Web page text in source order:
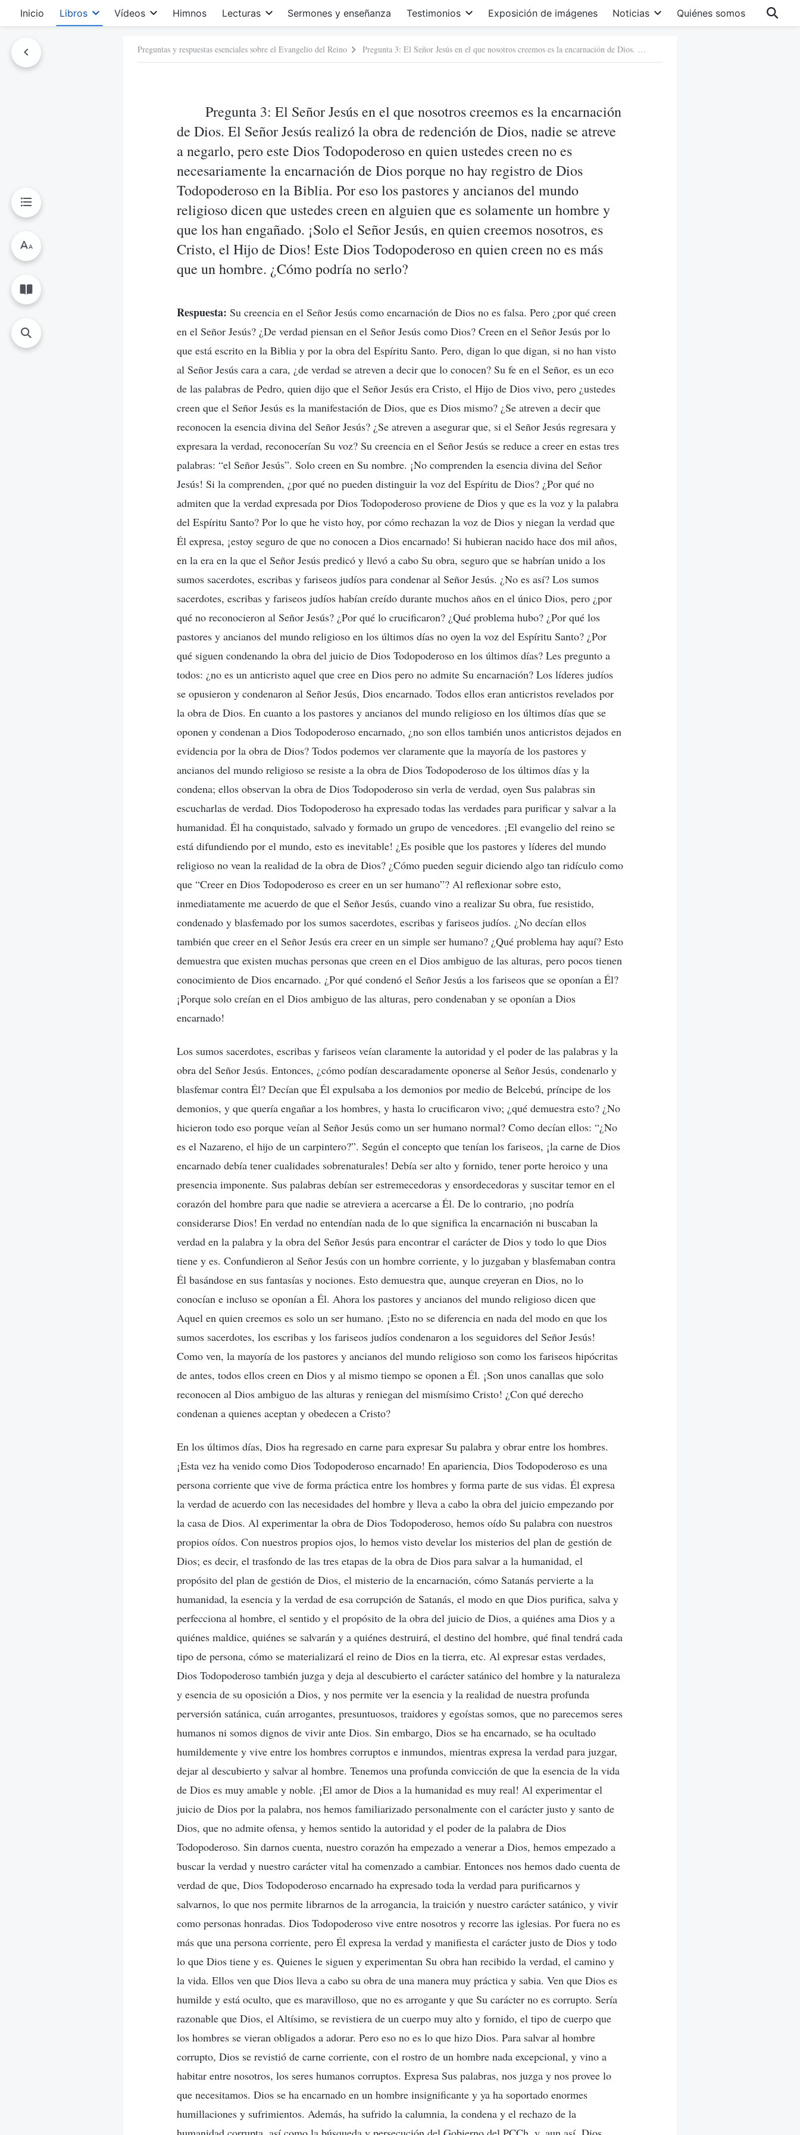
Inicio Libros Vídeos Himnos Lecturas Sermones y enseñanza Testimonios Exposición de imágenes Noticias Quiénes somos
Preguntas y respuestas esenciales sobre el Evangelio del Reino Pregunta 3: El Señor Jesús en el que nosotros creemos es la encarnación de Dios. El Señor Jesús realizó la obra de redención de Dios, nadie se atreve a negarlo, pero este Dios Todopoderoso en quien ustedes creen no es necesariamente la encarnación de Dios porque no hay registro de Dios Todopoderoso en la Biblia. Por eso los pastores y ancianos del mundo religioso dicen que ustedes creen en alguien que es solamente un hombre y que los han engañado. ¡Solo el Señor Jesús, en quien creemos nosotros, es Cristo, el Hijo de Dios! Este Dios Todopoderoso en quien creen no es más que un hombre. ¿Cómo podría no serlo?
Pregunta 3: El Señor Jesús en el que nosotros creemos es la encarnación
de Dios. El Señor Jesús realizó la obra de redención de Dios, nadie se atreve
a negarlo, pero este Dios Todopoderoso en quien ustedes creen no es
necesariamente la encarnación de Dios porque no hay registro de Dios
Todopoderoso en la Biblia. Por eso los pastores y ancianos del mundo
religioso dicen que ustedes creen en alguien que es solamente un hombre y
que los han engañado. ¡Solo el Señor Jesús, en quien creemos nosotros, es
Cristo, el Hijo de Dios! Este Dios Todopoderoso en quien creen no es más
que un hombre. ¿Cómo podría no serlo?
Respuesta: Su creencia en el Señor Jesús como encarnación de Dios no es falsa. Pero ¿por qué creen
en el Señor Jesús? ¿De verdad piensan en el Señor Jesús como Dios? Creen en el Señor Jesús por lo
que está escrito en la Biblia y por la obra del Espíritu Santo. Pero, digan lo que digan, si no han visto
al Señor Jesús cara a cara, ¿de verdad se atreven a decir que lo conocen? Su fe en el Señor, es un eco
de las palabras de Pedro, quien dijo que el Señor Jesús era Cristo, el Hijo de Dios vivo, pero ¿ustedes
creen que el Señor Jesús es la manifestación de Dios, que es Dios mismo? ¿Se atreven a decir que
reconocen la esencia divina del Señor Jesús? ¿Se atreven a asegurar que, si el Señor Jesús regresara y
expresara la verdad, reconocerían Su voz? Su creencia en el Señor Jesús se reduce a creer en estas tres
palabras: “el Señor Jesús”. Solo creen en Su nombre. ¡No comprenden la esencia divina del Señor
Jesús! Si la comprenden, ¿por qué no pueden distinguir la voz del Espíritu de Dios? ¿Por qué no
admiten que la verdad expresada por Dios Todopoderoso proviene de Dios y que es la voz y la palabra
del Espíritu Santo? Por lo que he visto hoy, por cómo rechazan la voz de Dios y niegan la verdad que
Él expresa, ¡estoy seguro de que no conocen a Dios encarnado! Si hubieran nacido hace dos mil años,
en la era en la que el Señor Jesús predicó y llevó a cabo Su obra, seguro que se habrían unido a los
sumos sacerdotes, escribas y fariseos judíos para condenar al Señor Jesús. ¿No es así? Los sumos
sacerdotes, escribas y fariseos judíos habían creído durante muchos años en el único Dios, pero ¿por
qué no reconocieron al Señor Jesús? ¿Por qué lo crucificaron? ¿Qué problema hubo? ¿Por qué los
pastores y ancianos del mundo religioso en los últimos días no oyen la voz del Espíritu Santo? ¿Por
qué siguen condenando la obra del juicio de Dios Todopoderoso en los últimos días? Les pregunto a
todos: ¿no es un anticristo aquel que cree en Dios pero no admite Su encarnación? Los líderes judíos
se opusieron y condenaron al Señor Jesús, Dios encarnado. Todos ellos eran anticristos revelados por
la obra de Dios. En cuanto a los pastores y ancianos del mundo religioso en los últimos días que se
oponen y condenan a Dios Todopoderoso encarnado, ¿no son ellos también unos anticristos dejados en
evidencia por la obra de Dios? Todos podemos ver claramente que la mayoría de los pastores y
ancianos del mundo religioso se resiste a la obra de Dios Todopoderoso de los últimos días y la
condena; ellos observan la obra de Dios Todopoderoso sin verla de verdad, oyen Sus palabras sin
escucharlas de verdad. Dios Todopoderoso ha expresado todas las verdades para purificar y salvar a la
humanidad. Él ha conquistado, salvado y formado un grupo de vencedores. ¡El evangelio del reino se
está difundiendo por el mundo, esto es inevitable! ¿Es posible que los pastores y líderes del mundo
religioso no vean la realidad de la obra de Dios? ¿Cómo pueden seguir diciendo algo tan ridículo como
que “Creer en Dios Todopoderoso es creer en un ser humano”? Al reflexionar sobre esto,
inmediatamente me acuerdo de que el Señor Jesús, cuando vino a realizar Su obra, fue resistido,
condenado y blasfemado por los sumos sacerdotes, escribas y fariseos judíos. ¿No decían ellos
también que creer en el Señor Jesús era creer en un simple ser humano? ¿Qué problema hay aquí? Esto
demuestra que existen muchas personas que creen en el Dios ambiguo de las alturas, pero pocos tienen
conocimiento de Dios encarnado. ¿Por qué condenó el Señor Jesús a los fariseos que se oponían a Él?
¡Porque solo creían en el Dios ambiguo de las alturas, pero condenaban y se oponían a Dios
encarnado!
Los sumos sacerdotes, escribas y fariseos veían claramente la autoridad y el poder de las palabras y la
obra del Señor Jesús. Entonces, ¿cómo podían descaradamente oponerse al Señor Jesús, condenarlo y
blasfemar contra Él? Decían que Él expulsaba a los demonios por medio de Belcebú, príncipe de los
demonios, y que quería engañar a los hombres, y hasta lo crucificaron vivo; ¿qué demuestra esto? ¿No
hicieron todo eso porque veían al Señor Jesús como un ser humano normal? Como decían ellos: “¿No
es el Nazareno, el hijo de un carpintero?”. Según el concepto que tenían los fariseos, ¡la carne de Dios
encarnado debía tener cualidades sobrenaturales! Debía ser alto y fornido, tener porte heroico y una
presencia imponente. Sus palabras debían ser estremecedoras y ensordecedoras y suscitar temor en el
corazón del hombre para que nadie se atreviera a acercarse a Él. De lo contrario, ¡no podría
considerarse Dios! En verdad no entendían nada de lo que significa la encarnación ni buscaban la
verdad en la palabra y la obra del Señor Jesús para encontrar el carácter de Dios y todo lo que Dios
tiene y es. Confundieron al Señor Jesús con un hombre corriente, y lo juzgaban y blasfemaban contra
Él basándose en sus fantasías y nociones. Esto demuestra que, aunque creyeran en Dios, no lo
conocían e incluso se oponían a Él. Ahora los pastores y ancianos del mundo religioso dicen que
Aquel en quien creemos es solo un ser humano. ¡Esto no se diferencia en nada del modo en que los
sumos sacerdotes, los escribas y los fariseos judíos condenaron a los seguidores del Señor Jesús!
Como ven, la mayoría de los pastores y ancianos del mundo religioso son como los fariseos hipócritas
de antes, todos ellos creen en Dios y al mismo tiempo se oponen a Él. ¡Son unos canallas que solo
reconocen al Dios ambiguo de las alturas y reniegan del mismísimo Cristo! ¿Con qué derecho
condenan a quienes aceptan y obedecen a Cristo?
En los últimos días, Dios ha regresado en carne para expresar Su palabra y obrar entre los hombres.
¡Esta vez ha venido como Dios Todopoderoso encarnado! En apariencia, Dios Todopoderoso es una
persona corriente que vive de forma práctica entre los hombres y forma parte de sus vidas. Él expresa
la verdad de acuerdo con las necesidades del hombre y lleva a cabo la obra del juicio empezando por
la casa de Dios. Al experimentar la obra de Dios Todopoderoso, hemos oído Su palabra con nuestros
propios oídos. Con nuestros propios ojos, lo hemos visto develar los misterios del plan de gestión de
Dios; es decir, el trasfondo de las tres etapas de la obra de Dios para salvar a la humanidad, el
propósito del plan de gestión de Dios, el misterio de la encarnación, cómo Satanás pervierte a la
humanidad, la esencia y la verdad de esa corrupción de Satanás, el modo en que Dios purifica, salva y
perfecciona al hombre, el sentido y el propósito de la obra del juicio de Dios, a quiénes ama Dios y a
quiénes maldice, quiénes se salvarán y a quiénes destruirá, el destino del hombre, qué final tendrá cada
tipo de persona, cómo se materializará el reino de Dios en la tierra, etc. Al expresar estas verdades,
Dios Todopoderoso también juzga y deja al descubierto el carácter satánico del hombre y la naturaleza
y esencia de su oposición a Dios, y nos permite ver la esencia y la realidad de nuestra profunda
perversión satánica, cuán arrogantes, presuntuosos, traidores y egoístas somos, que no parecemos seres
humanos ni somos dignos de vivir ante Dios. Sin embargo, Dios se ha encarnado, se ha ocultado
humildemente y vive entre los hombres corruptos e inmundos, mientras expresa la verdad para juzgar,
dejar al descubierto y salvar al hombre. Tenemos una profunda convicción de que la esencia de la vida
de Dios es muy amable y noble. ¡El amor de Dios a la humanidad es muy real! Al experimentar el
juicio de Dios por la palabra, nos hemos familiarizado personalmente con el carácter justo y santo de
Dios, que no admite ofensa, y hemos sentido la autoridad y el poder de la palabra de Dios
Todopoderoso. Sin darnos cuenta, nuestro corazón ha empezado a venerar a Dios, hemos empezado a
buscar la verdad y nuestro carácter vital ha comenzado a cambiar. Entonces nos hemos dado cuenta de
verdad de que, Dios Todopoderoso encarnado ha expresado toda la verdad para purificarnos y
salvarnos, lo que nos permite librarnos de la arrogancia, la traición y nuestro carácter satánico, y vivir
como personas honradas. Dios Todopoderoso vive entre nosotros y recorre las iglesias. Por fuera no es
más que una persona corriente, pero Él expresa la verdad y manifiesta el carácter justo de Dios y todo
lo que Dios tiene y es. Quienes le siguen y experimentan Su obra han recibido la verdad, el camino y
la vida. Ellos ven que Dios lleva a cabo su obra de una manera muy práctica y sabia. Ven que Dios es
humilde y está oculto, que es maravilloso, que no es arrogante y que Su carácter no es corrupto. Sería
razonable que Dios, el Altísimo, se revistiera de un cuerpo muy alto y fornido, el tipo de cuerpo que
los hombres se vieran obligados a adorar. Pero eso no es lo que hizo Dios. Para salvar al hombre
corrupto, Dios se revistió de carne corriente, con el rostro de un hombre nada excepcional, y vino a
habitar entre nosotros, los seres humanos corruptos. Expresa Sus palabras, nos juzga y nos provee lo
que necesitamos. Dios se ha encarnado en un hombre insignificante y ya ha soportado enormes
humillaciones y sufrimientos. Además, ha sufrido la calumnia, la condena y el rechazo de la